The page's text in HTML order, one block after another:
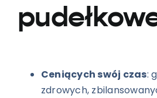
Ceniących swój czas:
zdrowych,